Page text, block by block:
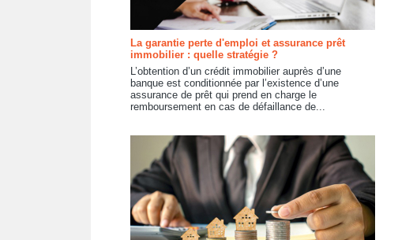
La garantie perte d'emploi et assurance prêt
immobilier : quelle stratégie ?
L’obtention d’un crédit immobilier auprès d’une
banque est conditionnée par l’existence d’une
assurance de prêt qui prend en charge le
remboursement en cas de défaillance de...